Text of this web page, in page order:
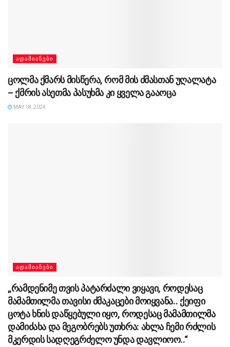
ᲐᲓᲐᲛᲘᲐᲜᲔᲑᲘ
ცოლმა ქმარს მისწერა, რომ მის ძმასთან უღალატა
– ქმრის ასეთმა პასუხმა კი ყველა გააოცა
MAY 18, 2024
ᲐᲓᲐᲛᲘᲐᲜᲔᲑᲘ
„რამდენიმე თვის პატარძალი ვიყავი, როდესაც
მამამთილმა თავისი ძმაკაცები მოიყვანა.. ქეიფი
ცოტა ხნის დაწყებული იყო, როდესაც მამამთილმა
დამიძახა და მეგობრებს უთხრა: ახლა ჩემი რძლის
მკერდის სადღეგრძელო უნდა დავლიოო..“